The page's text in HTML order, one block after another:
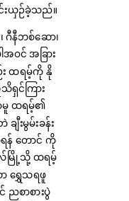
းယှဉ်ခဲ့သည်။
ဂီနီဘစ်ဆော၊
ဝင် အခြား
း ထရမ့်ကို နို
ရှင်ကြား
မူ ထရမ့်၏
းမွမ်းခန်း
န် တောင် ကို
လ်မြို့သို့ ထရမ့်
ရွှေသရဖူ
ညစာစားပွဲ